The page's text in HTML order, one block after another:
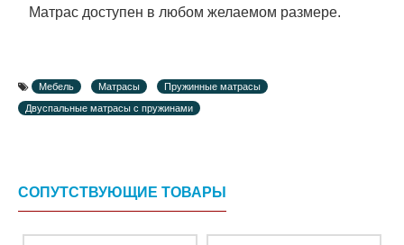
Матрас доступен в любом желаемом размере.
Мебель Матрасы
Пружинные матрасы
Двуспальные матрасы с пружинами
СОПУТСТВУЮЩИЕ ТОВАРЫ